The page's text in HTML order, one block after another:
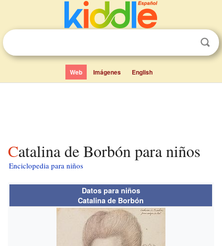
Web Imágenes English
Catalina de Borbón para niños
Enciclopedia para niños
Datos para niños
Catalina de Borbón